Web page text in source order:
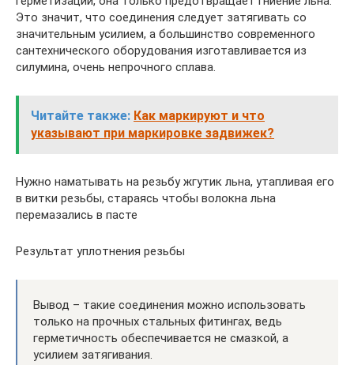
Это значит, что соединения следует затягивать со
значительным усилием, а большинство современного
сантехнического оборудования изготавливается из
силумина, очень непрочного сплава.
Читайте также: Как маркируют и что
указывают при маркировке задвижек?
Нужно наматывать на резьбу жгутик льна, утапливая его
в витки резьбы, стараясь чтобы волокна льна
перемазались в пасте
Результат уплотнения резьбы
Вывод – такие соединения можно использовать
только на прочных стальных фитингах, ведь
герметичность обеспечивается не смазкой, а
усилием затягивания.